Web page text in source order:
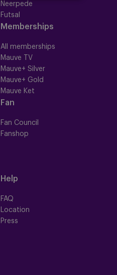
Neerpede
Futsal
Memberships
All memberships
Mauve TV
Mauve+ Silver
Mauve+ Gold
Mauve Ket
Fan
Fan Council
Fanshop
Help
FAQ
Location
Press